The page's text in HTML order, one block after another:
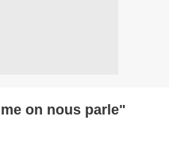
on nous parle"